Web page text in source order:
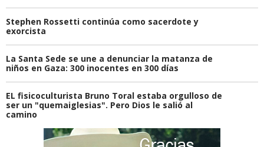
Stephen Rossetti continúa como sacerdote y
exorcista
La Santa Sede se une a denunciar la matanza de
niños en Gaza: 300 inocentes en 300 días
EL fisicoculturista Bruno Toral estaba orgulloso de
ser un "quemaiglesias". Pero Dios le salió al
camino